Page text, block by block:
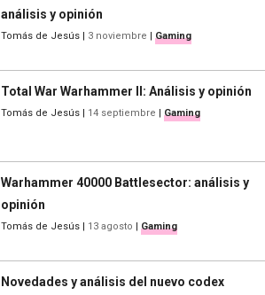
análisis y opinión
Tomás de Jesús | 3 noviembre | Gaming
Total War Warhammer II: Análisis y opinión
Tomás de Jesús | 14 septiembre | Gaming
Warhammer 40000 Battlesector: análisis y
opinión
Tomás de Jesús | 13 agosto | Gaming
Novedades y análisis del nuevo codex